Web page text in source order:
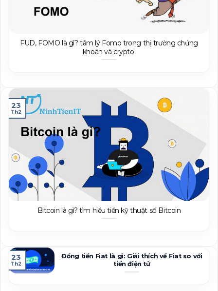
FUD, FOMO là gì? tâm lý Fomo trong thị trường chứng
khoán và crypto.
Bitcoin là gì? tìm hiểu tiền kỹ thuật số Bitcoin
23
Th2
Đồng tiền Fiat là gì: Giải thích về Fiat so với
tiền điện tử
23
Th2